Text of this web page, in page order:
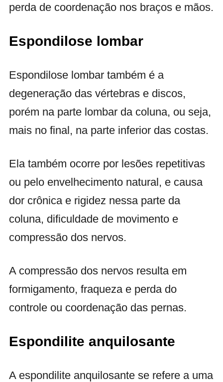
perda de coordenação nos braços e mãos.
Espondilose lombar
Espondilose lombar também é a
degeneração das vértebras e discos,
porém na parte lombar da coluna, ou seja,
mais no final, na parte inferior das costas.
Ela também ocorre por lesões repetitivas
ou pelo envelhecimento natural, e causa
dor crônica e rigidez nessa parte da
coluna, dificuldade de movimento e
compressão dos nervos.
A compressão dos nervos resulta em
formigamento, fraqueza e perda do
controle ou coordenação das pernas.
Espondilite anquilosante
A espondilite anquilosante se refere a uma